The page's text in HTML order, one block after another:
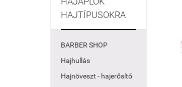
HAJTÍPUSOKRA
BARBER SHOP
Hajhullás
Hajnöveszt - hajerősítő